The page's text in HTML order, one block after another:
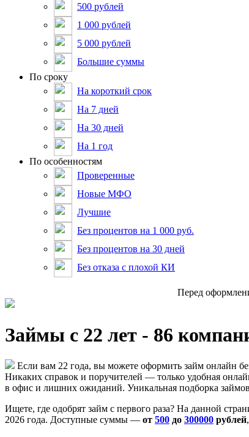
500 рублей
1 000 рублей
5 000 рублей
Большие суммы
По сроку
На короткий срок
На 7 дней
На 30 дней
На 1 год
По особенностям
Проверенные
Новые МФО
Лучшие
Без процентов на 1 000 руб.
Без процентов на 30 дней
Без отказа с плохой КИ
Пepeд
Займы с 22 лет - 86
Если вам 22 года, вы можете оформить займ онлайн
Никаких справок и поручителей — только удобная
в офис и лишних ожиданий. Уникальная подборка
Ищете, где одобрят займ с первого раза? На данной
2026 года. Доступные суммы — от 500 до 300000 рублей